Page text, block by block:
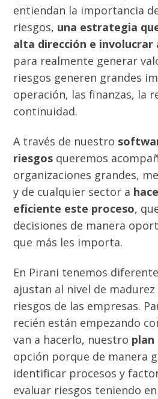
entiendan la importancia
riesgos, una estrategia
alta dirección e involucrar
para realmente generar
riesgos generen grandes
operación, las finanzas, la
continuidad.
A través de nuestro
riesgos queremos
organizaciones grandes,
y de cualquier sector a
eficiente este proceso,
decisiones de manera
que más les importa.
En Pirani tenemos
ajustan al nivel de
riesgos de las empresas.
recién están empezando
van a hacerlo, nuestro plan
opción porque de manera
identificar procesos y
evaluar riesgos teniendo